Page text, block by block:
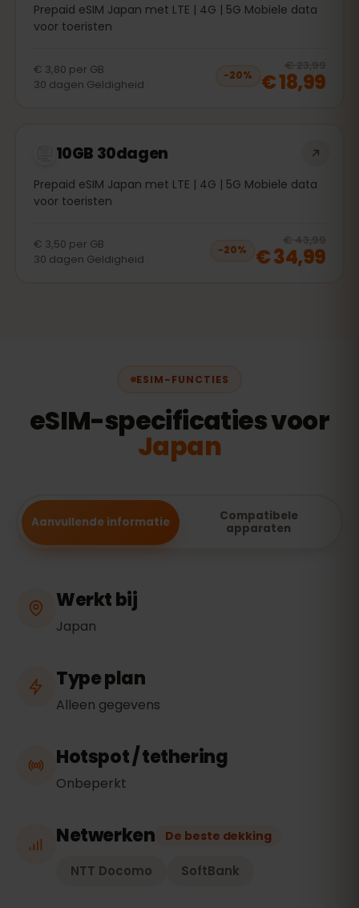
Prepaid eSIM Japan met LTE | 4G | 5G Mobiele data
voor toeristen
€ 3,80 per GB
30 dagen Geldigheid
−20%
€ 23,99
€ 18,99
10GB 30dagen
Prepaid eSIM Japan met LTE | 4G | 5G Mobiele data
voor toeristen
€ 3,50 per GB
30 dagen Geldigheid
−20%
€ 43,99
€ 34,99
ESIM-FUNCTIES
eSIM-specificaties voor
Japan
Aanvullende informatie
Compatibele
apparaten
Werkt bij
Japan
Type plan
Alleen gegevens
Hotspot / tethering
Onbeperkt
Netwerken De beste dekking
NTT Docomo SoftBank